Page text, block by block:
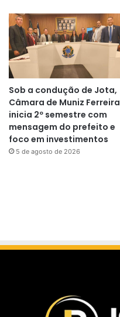
Sob a condução de Jota,
Câmara de Muniz Ferreira
inicia 2º semestre com
mensagem do prefeito e
foco em investimentos
5 de agosto de 2026